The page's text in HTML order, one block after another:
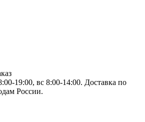
19:00, вс 8:00-14:00. Доставка по
России.